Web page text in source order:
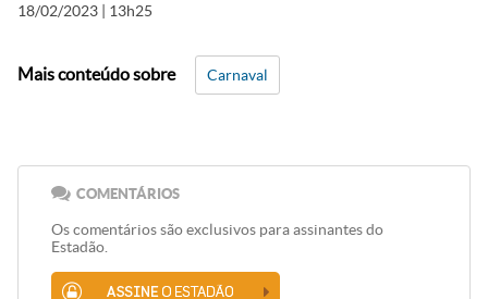
18/02/2023 | 13h25
Mais conteúdo sobre Carnaval
COMENTÁRIOS
Os comentários são exclusivos para assinantes do
Estadão.